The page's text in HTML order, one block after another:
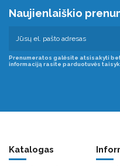
Naujienlaiškio
Prenumeratos galėsite atsisakyti
informaciją rasite parduotuvės
Katalogas